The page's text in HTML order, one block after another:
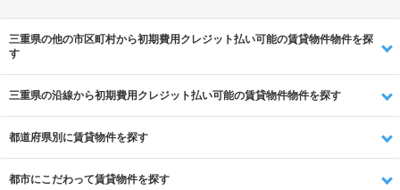
三重県の他の市区町村から初期費用クレジット払い可能の賃貸物件物件を探
す
三重県の沿線から初期費用クレジット払い可能の賃貸物件物件を探す
都道府県別に賃貸物件を探す
都市にこだわって賃貸物件を探す